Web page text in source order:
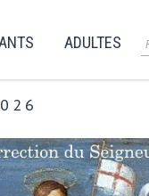
ADULTES